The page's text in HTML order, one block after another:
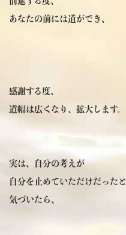
あなたの前には道ができ、
感謝する度、
道幅は広くなり、拡大します。
実は、自分の考えが
自分を止めていただけだったと
気づいたら、